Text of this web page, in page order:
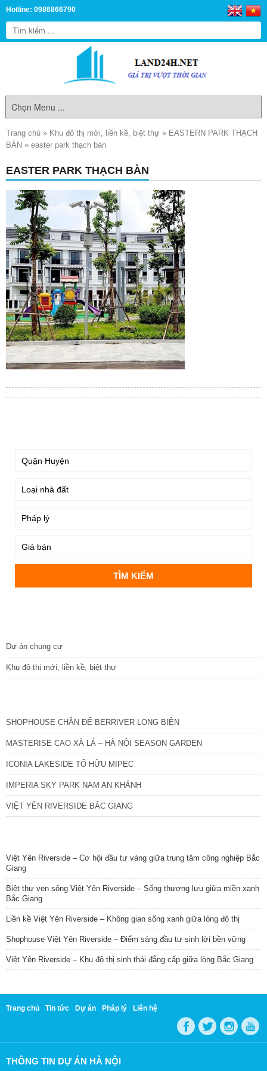
Hotline: 0986866790
Trang chủ » Khu đô thị mới, liền kề, biệt thự » EASTERN PARK THẠCH
BÀN » easter park thạch bàn
EASTER PARK THẠCH BÀN
Dự án chung cư
Khu đô thị mới, liền kề, biệt thự
SHOPHOUSE CHÂN ĐẾ BERRIVER LONG BIÊN
MASTERISE CAO XÀ LÁ – HÀ NỘI SEASON GARDEN
ICONIA LAKESIDE TỐ HỮU MIPEC
IMPERIA SKY PARK NAM AN KHÁNH
VIỆT YÊN RIVERSIDE BẮC GIANG
Việt Yên Riverside – Cơ hội đầu tư vàng giữa trung tâm công nghiệp Bắc
Giang
Biệt thự ven sông Việt Yên Riverside – Sống thượng lưu giữa miền xanh
Bắc Giang
Liền kề Việt Yên Riverside – Không gian sống xanh giữa lòng đô thị
Shophouse Việt Yên Riverside – Điểm sáng đầu tư sinh lời bền vững
Việt Yên Riverside – Khu đô thị sinh thái đẳng cấp giữa lòng Bắc Giang
Trang chủ Tin tức Dự án Pháp lý Liên hệ
THÔNG TIN DỰ ÁN HÀ NỘI